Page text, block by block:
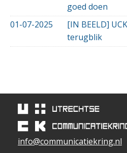
goed doen
01-07-2025
[IN BEELD]
terugblik
info@communicatiekring.nl